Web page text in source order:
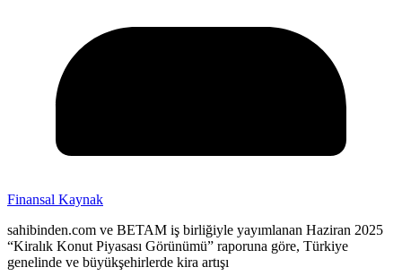
Finansal Kaynak
sahibinden.com ve BETAM iş birliğiyle yayımlanan Haziran 2025
“Kiralık Konut Piyasası Görünümü” raporuna göre, Türkiye
genelinde ve büyükşehirlerde kira artışı